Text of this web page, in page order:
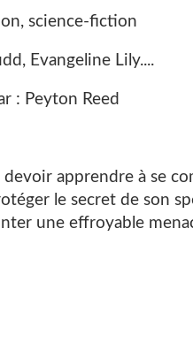
science-fiction
Evangeline Lily....
: Peyton Reed
apprendre à se
le secret de son
une effroyable